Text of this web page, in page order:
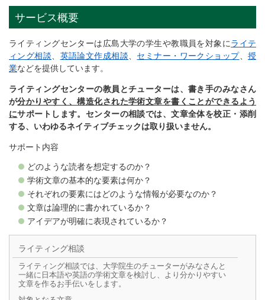
サービス概要
ライティングセンターは広島大学の学生や教職員を対象にライテ
ィング相談
英語論文作成相談 セミナー・ワークショップ、授
業などを提供しています。
ライティングセンターの教員とチューターは、書き手のみなさん
が分かりやすく、構造化された学術文章を書くことができるよう
にサポートします。センターの相談では、文章全体を校正・添削
する、いわゆるネイティブチェックは取り扱いません。
サポート内容
どのような読者を想定するのか？
学術文章の基本的な要素は何か？
それぞれの要素にはどのような情報が必要なのか？
文章は論理的に書かれているか？
アイデアが明確に表現されているか？
ライティング相談
ライティング相談では、大学院生のチューターがみなさんと
一緒に日本語や英語の学術文章を検討し、より分かりやすい
文章を作るお手伝いをします。